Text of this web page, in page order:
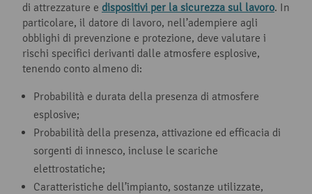
di attrezzature e dispositivi per la sicurezza sul lavoro. In
particolare, il datore di lavoro, nell’adempiere agli
obblighi di prevenzione e protezione, deve valutare i
rischi specifici derivanti dalle atmosfere esplosive,
tenendo conto almeno di:
Probabilità e durata della presenza di atmosfere
esplosive;
Probabilità della presenza, attivazione ed efficacia di
sorgenti di innesco, incluse le scariche
elettrostatiche;
Caratteristiche dell’impianto, sostanze utilizzate,